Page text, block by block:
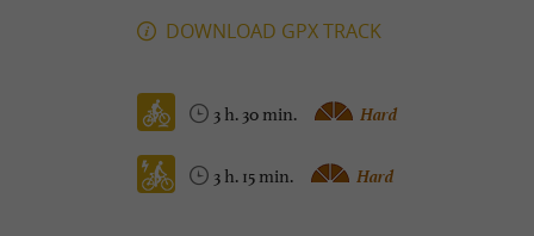
DOWNLOAD GPX TRACK
3 h. 30 min. Hard
3 h. 15 min. Hard